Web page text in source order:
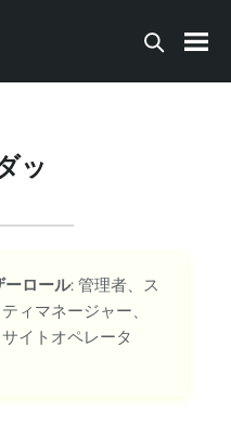
に移動する
ッ
ロール: 管理者、ス
ィマネージャー、
イトオペレータ